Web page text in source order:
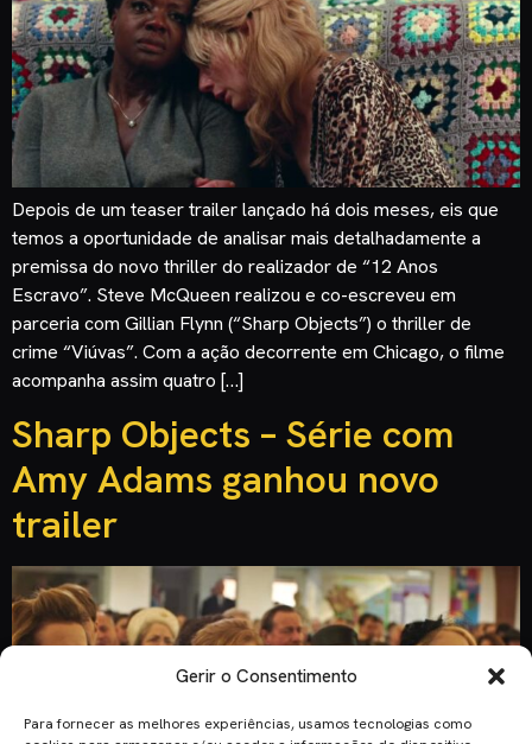
Gerir o Consentimento
Para fornecer as melhores experiências, usamos tecnologias como
Depois de um teaser trailer lançado há dois meses, eis que
temos a oportunidade de analisar mais detalhadamente a
premissa do novo thriller do realizador de “12 Anos
Escravo”. Steve McQueen realizou e co-escreveu em
parceria com Gillian Flynn (“Sharp Objects”) o thriller de
crime “Viúvas”. Com a ação decorrente em Chicago, o filme
acompanha assim quatro […]
Sharp Objects – Série com
Amy Adams ganhou novo
trailer